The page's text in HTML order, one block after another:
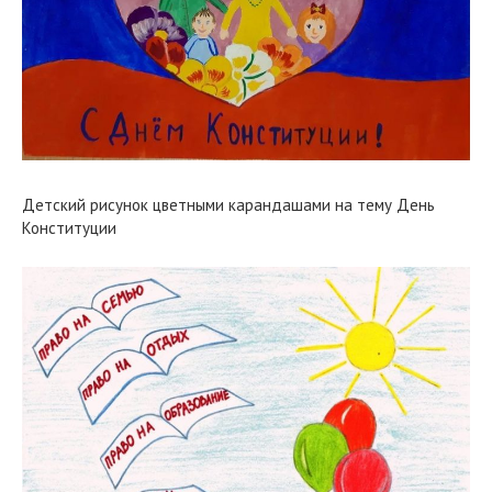
Детский рисунок цветными карандашами на тему День
Конституции